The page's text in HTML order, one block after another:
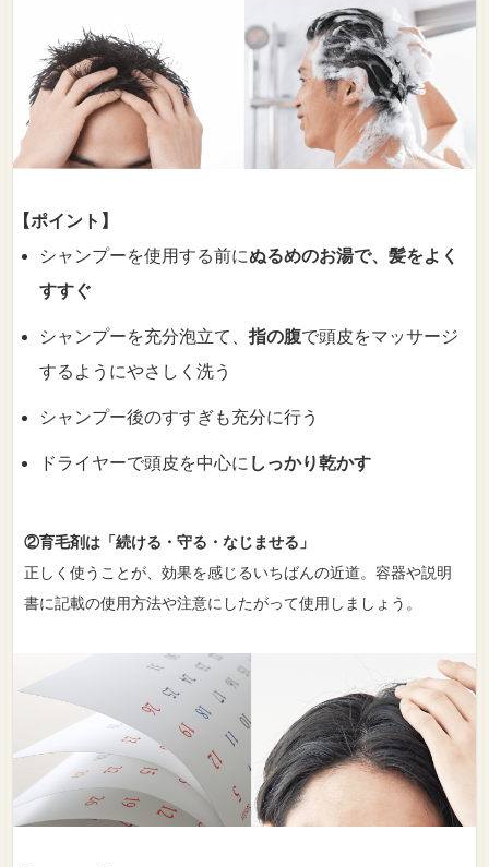
【ポイント】
シャンプーを使用する前にぬるめのお湯で、髪をよく
すすぐ
シャンプーを充分泡立て、指の腹で頭皮をマッサージ
するようにやさしく洗う
シャンプー後のすすぎも充分に行う
ドライヤーで頭皮を中心に しっかり乾かす
②育毛剤は「続ける・守る・なじませる」
正しく使うことが、効果を感じるいちばんの近道。容器や説明
書に記載の使用方法や注意にしたがって使用しましょう。